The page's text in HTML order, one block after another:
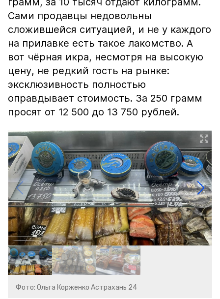
Сами продавцы недовольны
сложившейся ситуацией, и не у каждого
на прилавке есть такое лакомство. А
вот чёрная икра, несмотря на высокую
цену, не редкий гость на рынке:
эксклюзивность полностью
оправдывает стоимость. За 250 грамм
просят от 12 500 до 13 750 рублей.
Фото: Ольга Корженко Астрахань 24